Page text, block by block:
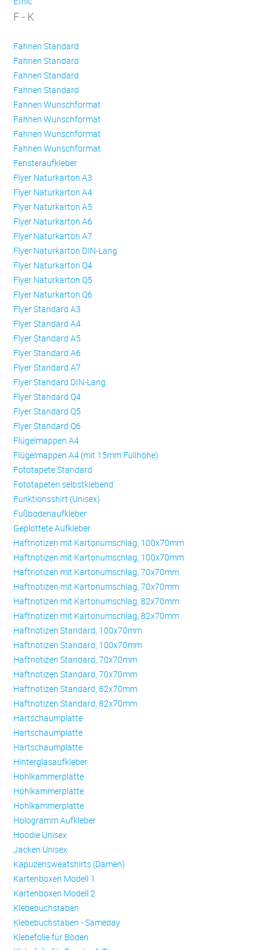
F - K
Fahnen Standard
Fahnen Standard
Fahnen Standard
Fahnen Standard
Fahnen Wunschformat
Fahnen Wunschformat
Fahnen Wunschformat
Fahnen Wunschformat
Fensteraufkleber
Flyer Naturkarton A3
Flyer Naturkarton A4
Flyer Naturkarton A5
Flyer Naturkarton A6
Flyer Naturkarton A7
Flyer Naturkarton DIN-Lang
Flyer Naturkarton Q4
Flyer Naturkarton Q5
Flyer Naturkarton Q6
Flyer Standard A3
Flyer Standard A4
Flyer Standard A5
Flyer Standard A6
Flyer Standard A7
Flyer Standard DIN-Lang
Flyer Standard Q4
Flyer Standard Q5
Flyer Standard Q6
Flügelmappen A4
Flügelmappen A4 (mit 15mm Füllhöhe)
Fototapete Standard
Fototapeten selbstklebend
Funktionsshirt (Unisex)
Fußbodenaufkleber
Geplottete Aufkleber
Haftnotizen mit Kartonumschlag, 100x70mm
Haftnotizen mit Kartonumschlag, 100x70mm
Haftnotizen mit Kartonumschlag, 70x70mm
Haftnotizen mit Kartonumschlag, 70x70mm
Haftnotizen mit Kartonumschlag, 82x70mm
Haftnotizen mit Kartonumschlag, 82x70mm
Haftnotizen Standard, 100x70mm
Haftnotizen Standard, 100x70mm
Haftnotizen Standard, 70x70mm
Haftnotizen Standard, 70x70mm
Haftnotizen Standard, 82x70mm
Haftnotizen Standard, 82x70mm
Hartschaumplatte
Hartschaumplatte
Hartschaumplatte
Hinterglasaufkleber
Hohlkammerplatte
Hohlkammerplatte
Hohlkammerplatte
Hologramm Aufkleber
Hoodie Unisex
Jacken Unisex
Kapuzensweatshirts (Damen)
Kartenboxen Modell 1
Kartenboxen Modell 2
Klebebuchstaben
Klebebuchstaben - Sameday
Klebefolie für Böden